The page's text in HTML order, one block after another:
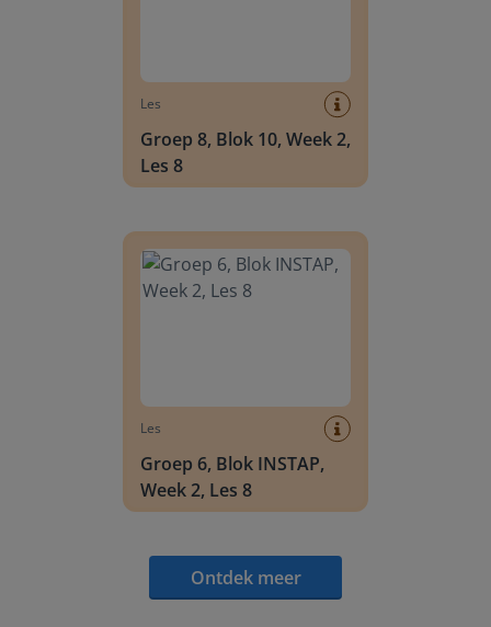
Les
Groep 8, Blok 10, Week 2,
Les 8
Les
Groep 6, Blok INSTAP,
Week 2, Les 8
Ontdek meer